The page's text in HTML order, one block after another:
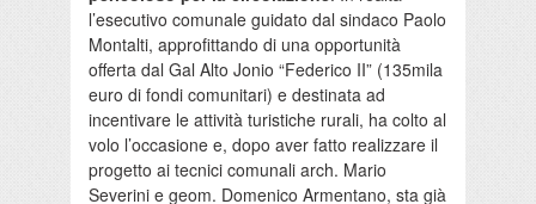
l’esecutivo comunale guidato dal sindaco Paolo
Montalti, approfittando di una opportunità
offerta dal Gal Alto Jonio “Federico II” (135mila
euro di fondi comunitari) e destinata ad
incentivare le attività turistiche rurali, ha colto al
volo l’occasione e, dopo aver fatto realizzare il
progetto ai tecnici comunali arch. Mario
Severini e geom. Domenico Armentano, sta già